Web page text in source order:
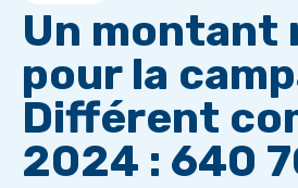
Un montant
pour la
Différent
2024 : 640